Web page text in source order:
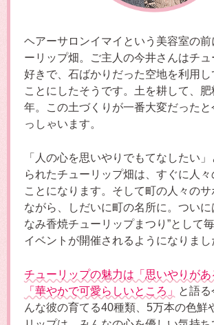
ヘアーサロンイマイという美容室の前
ーリップ畑。ご主人の今井さんはチ
好きで、石ばかりだった空地を利用し
ことにしたそうです。土を耕して、
年。この土づくりが一番大変だった
っしゃいます。
「人の心を思いやりでもてなしたい
られたチューリップ畑は、すぐに人々
ことになります。そして町の人々の
ながら、しだいに町の名所に。ついに
なみ香焼チューリップまつり”として
イベントが開催されるようになりまし
チューリップの魅力は「思いやりがあ
「華やかで可愛らしいところ」
と語
んな彼の育てる40種類、5万本の色鮮